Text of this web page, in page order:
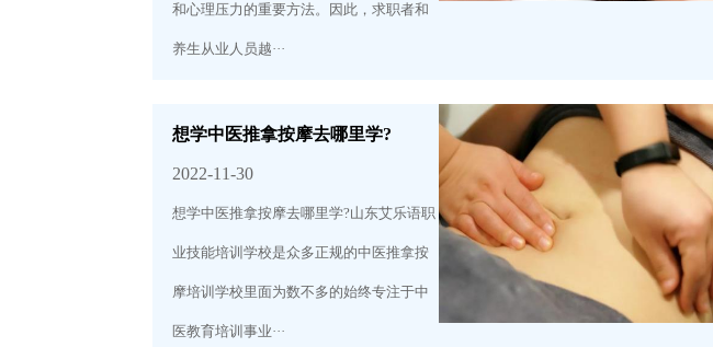
和心理压力的重要方法。因此，求职者和
养生从业人员越···
想学中医推拿按摩去哪里学?
2022-11-30
想学中医推拿按摩去哪里学?山东艾乐语职
业技能培训学校是众多正规的中医推拿按
摩培训学校里面为数不多的始终专注于中
医教育培训事业···